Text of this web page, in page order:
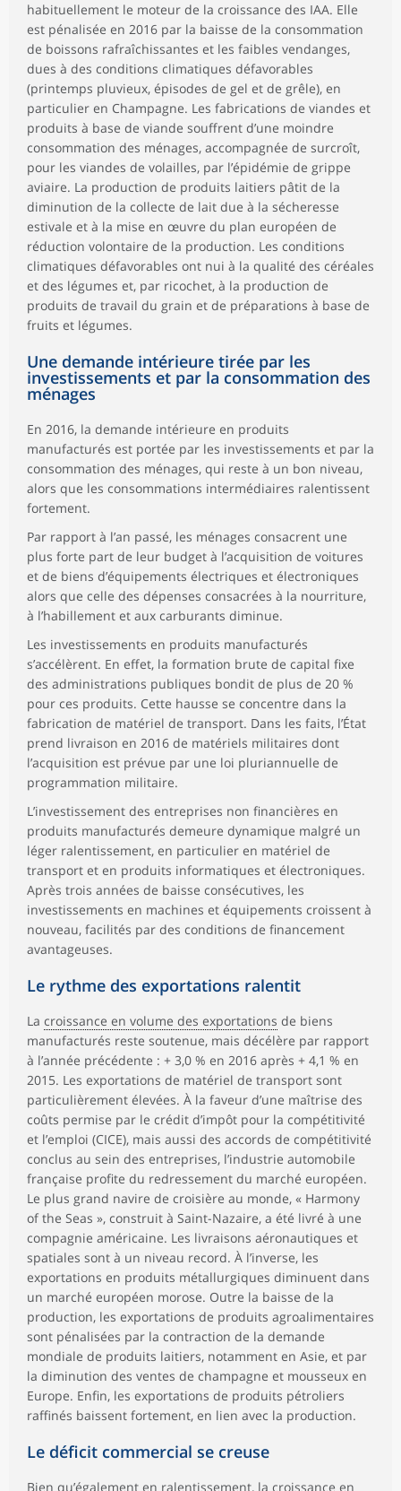
habituellement le moteur de la croissance des IAA. Elle
est pénalisée en 2016 par la baisse de la consommation
de boissons rafraîchissantes et les faibles vendanges,
dues à des conditions climatiques défavorables
(printemps pluvieux, épisodes de gel et de grêle), en
particulier en Champagne. Les fabrications de viandes et
produits à base de viande souffrent d’une moindre
consommation des ménages, accompagnée de surcroît,
pour les viandes de volailles, par l’épidémie de grippe
aviaire. La production de produits laitiers pâtit de la
diminution de la collecte de lait due à la sécheresse
estivale et à la mise en œuvre du plan européen de
réduction volontaire de la production. Les conditions
climatiques défavorables ont nui à la qualité des céréales
et des légumes et, par ricochet, à la production de
produits de travail du grain et de préparations à base de
fruits et légumes.
Une demande intérieure tirée par les
investissements et par la consommation des
ménages
En 2016, la demande intérieure en produits
manufacturés est portée par les investissements et par la
consommation des ménages, qui reste à un bon niveau,
alors que les consommations intermédiaires ralentissent
fortement.
Par rapport à l’an passé, les ménages consacrent une
plus forte part de leur budget à l’acquisition de voitures
et de biens d’équipements électriques et électroniques
alors que celle des dépenses consacrées à la nourriture,
à l’habillement et aux carburants diminue.
Les investissements en produits manufacturés
s’accélèrent. En effet, la formation brute de capital fixe
des administrations publiques bondit de plus de 20 %
pour ces produits. Cette hausse se concentre dans la
fabrication de matériel de transport. Dans les faits, l’État
prend livraison en 2016 de matériels militaires dont
l’acquisition est prévue par une loi pluriannuelle de
programmation militaire.
L’investissement des entreprises non financières en
produits manufacturés demeure dynamique malgré un
léger ralentissement, en particulier en matériel de
transport et en produits informatiques et électroniques.
Après trois années de baisse consécutives, les
investissements en machines et équipements croissent à
nouveau, facilités par des conditions de financement
avantageuses.
Le rythme des exportations ralentit
La croissance en volume des exportations de biens
manufacturés reste soutenue, mais décélère par rapport
à l’année précédente : + 3,0 % en 2016 après + 4,1 % en
2015. Les exportations de matériel de transport sont
particulièrement élevées. À la faveur d’une maîtrise des
coûts permise par le crédit d’impôt pour la compétitivité
et l’emploi (CICE), mais aussi des accords de compétitivité
conclus au sein des entreprises, l’industrie automobile
française profite du redressement du marché européen.
Le plus grand navire de croisière au monde, « Harmony
of the Seas », construit à Saint-Nazaire, a été livré à une
compagnie américaine. Les livraisons aéronautiques et
spatiales sont à un niveau record. À l’inverse, les
exportations en produits métallurgiques diminuent dans
un marché européen morose. Outre la baisse de la
production, les exportations de produits agroalimentaires
sont pénalisées par la contraction de la demande
mondiale de produits laitiers, notamment en Asie, et par
la diminution des ventes de champagne et mousseux en
Europe. Enfin, les exportations de produits pétroliers
raffinés baissent fortement, en lien avec la production.
Le déficit commercial se creuse
Bien qu’également en ralentissement, la croissance en